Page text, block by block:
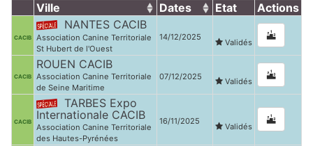
Ville Dates Etat Actions
CACIB
NANTES CACIB
Association Canine Territoriale
St Hubert de l'Ouest
14/12/2025
Validés
CACIB
ROUEN CACIB
Association Canine Territoriale
de Seine Maritime
07/12/2025 Validés
CACIB
TARBES Expo
Internationale CACIB
Association Canine Territoriale
des Hautes-Pyrénées
16/11/2025
Validés